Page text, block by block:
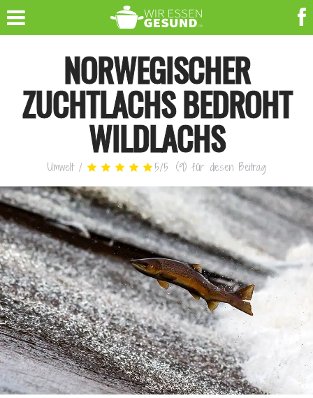
NORWEGISCHER
ZUCHTLACHS BEDROHT
WILDLACHS
Umwelt/ 5/5 (9) für diesen Beitrag